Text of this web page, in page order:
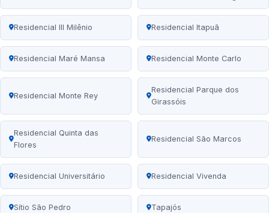
Residencial III Milênio Residencial Itapuã
Residencial Maré Mansa Residencial Monte Carlo
Residencial Monte Rey
Residencial Parque dos
Girassóis
Residencial Quinta das
Flores
Residencial São Marcos
Residencial Universitário Residencial Vivenda
Sítio São Pedro Tapajós